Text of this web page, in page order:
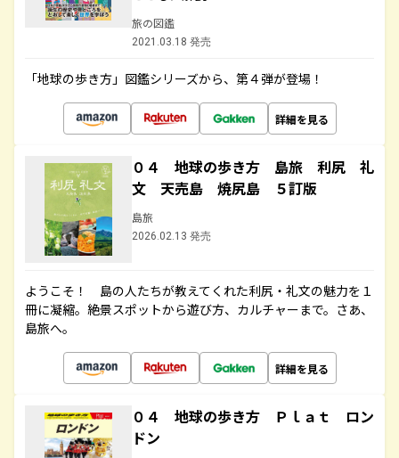
旅の図鑑
2021.03.18 発売
「地球の歩き方」図鑑シリーズから、第４弾が登場！
詳細を見る
０４ 地球の歩き方 島旅 利尻 礼
文 天売島 焼尻島 ５訂版
島旅
2026.02.13 発売
ようこそ！ 島の人たちが教えてくれた利尻・礼文の魅力を１
冊に凝縮。絶景スポットから遊び方、カルチャーまで。さあ、
島旅へ。
詳細を見る
０４ 地球の歩き方 Ｐｌａｔ ロン
ドン